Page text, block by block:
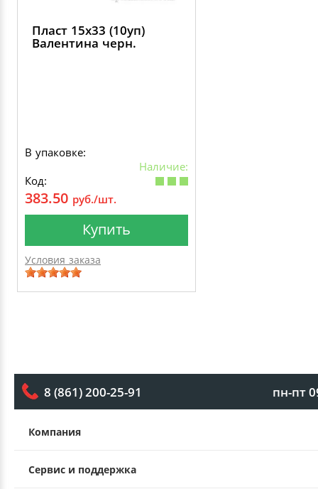
Пласт 15х33 (10уп)
Валентина черн.
В упаковке:
Наличие:
Код:
383.50 руб./шт.
Купить
Условия заказа
8 (861) 200-25-91 пн-пт
Компания
Сервис и поддержка